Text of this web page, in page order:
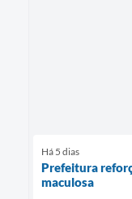
Há 5 dias
Prefeitura
maculosa